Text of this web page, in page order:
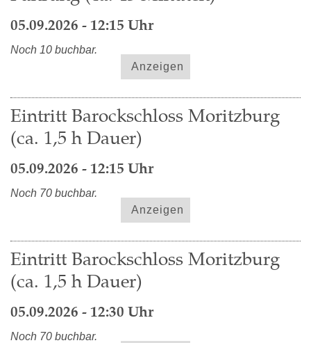
05.09.2026 - 12:15 Uhr
Noch 10 buchbar.
Anzeigen
Eintritt Barockschloss Moritzburg
(ca. 1,5 h Dauer)
05.09.2026 - 12:15 Uhr
Noch 70 buchbar.
Anzeigen
Eintritt Barockschloss Moritzburg
(ca. 1,5 h Dauer)
05.09.2026 - 12:30 Uhr
Noch 70 buchbar.